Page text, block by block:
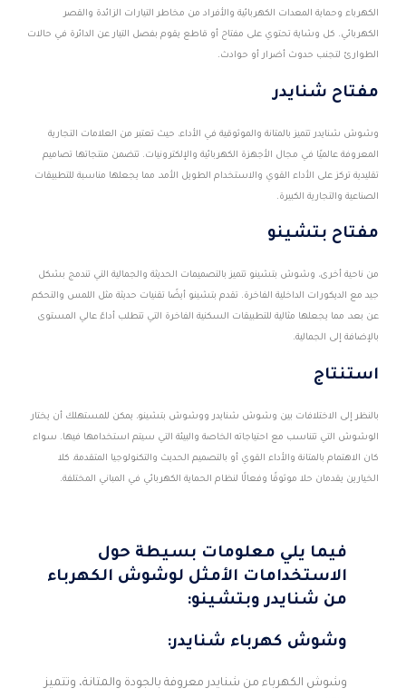
الكهرباء وحماية المعدات الكهربائية والأفراد من مخاطر التيارات الزائدة والقصر
الكهربائي. كل وشاية تحتوي على مفتاح أو قاطع يقوم بفصل التيار عن الدائرة في حالات
الطوارئ لتجنب حدوث أضرار أو حوادث.
مفتاح شنايدر
وشوش شنايدر تتميز بالمتانة والموثوقية في الأداء، حيث تعتبر من العلامات التجارية
المعروفة عالميًا في مجال الأجهزة الكهربائية والإلكترونيات. تتضمن منتجاتها تصاميم
تقليدية تركز على الأداء القوي والاستخدام الطويل الأمد، مما يجعلها مناسبة للتطبيقات
الصناعية والتجارية الكبيرة.
مفتاح بتشينو
من ناحية أخرى، وشوش بتشينو تتميز بالتصميمات الحديثة والجمالية التي تندمج بشكل
جيد مع الديكورات الداخلية الفاخرة. تقدم بتشينو أيضًا تقنيات حديثة مثل اللمس والتحكم
عن بعد، مما يجعلها مثالية للتطبيقات السكنية الفاخرة التي تتطلب أداءً عالي المستوى
بالإضافة إلى الجمالية.
استنتاج
بالنظر إلى الاختلافات بين وشوش شنايدر ووشوش بتشينو، يمكن للمستهلك أن يختار
الوشوش التي تتناسب مع احتياجاته الخاصة والبيئة التي سيتم استخدامها فيها. سواء
كان الاهتمام بالمتانة والأداء القوي أو بالتصميم الحديث والتكنولوجيا المتقدمة، كلا
الخيارين يقدمان حلا موثوقًا وفعالًا لنظام الحماية الكهربائي في المباني المختلفة.
فيما يلي معلومات بسيطة حول
الاستخدامات الأمثل لوشوش الكهرباء
من شنايدر وبتشينو:
وشوش كهرباء شنايدر:
وشوش الكهرباء من شنايدر معروفة بالجودة والمتانة، وتتميز